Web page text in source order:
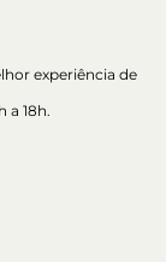
experiência de
a 18h.